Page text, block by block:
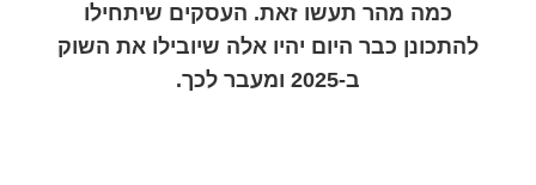
כמה מהר תעשו זאת. העסקים שיתחילו
להתכונן כבר היום יהיו אלה שיובילו את השוק
ב-2025 ומעבר לכך.